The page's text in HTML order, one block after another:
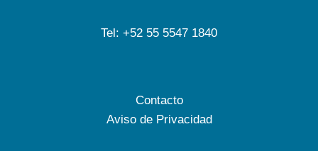
Tel: +52 55 5547 1840
Contacto
Aviso de Privacidad